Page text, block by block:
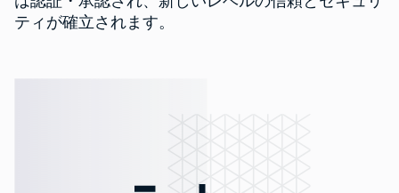
ティが確立されます。